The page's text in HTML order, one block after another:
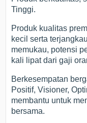
Tinggi.
Produk kualitas
kecil serta
memukau, potensi
kali lipat dari gaji
Berkesempatan
Positif, Visioner,
membantu untuk
bersama.